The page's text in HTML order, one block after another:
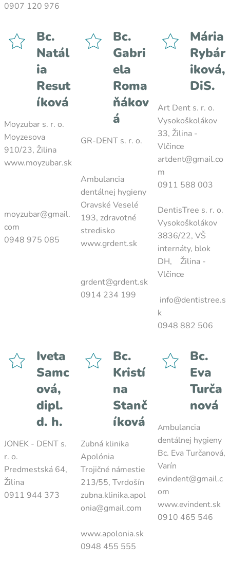
0907 120 976
Bc.
Natál
ia
Resut
íková
Moyzubar s. r. o.
Moyzesova
910/23, Žilina
www.moyzubar.sk
moyzubar@gmail.
com
0948 975 085
Bc.
Gabri
ela
Roma
ňákov
á
GR-DENT s. r. o.
Ambulancia
dentálnej hygieny
Oravské Veselé
193, zdravotné
stredisko
www.grdent.sk
grdent@grdent.sk
0914 234 199
Mária
Rybár
iková,
DiS.
Art Dent s. r. o.
Vysokoškolákov
33, Žilina -
Vlčince
artdent@gmail.co
m
0911 588 003
DentisTree s. r. o.
Vysokoškolákov
3836/22, VŠ
internáty, blok
DH, Žilina -
Vlčince
info@dentistree.s
k
0948 882 506
Iveta
Samc
ová,
dipl.
d. h.
JONEK - DENT s.
r. o.
Predmestská 64,
Žilina
0911 944 373
Bc.
Kristí
na
Stanč
íková
Zubná klinika
Apolónia
Trojičné námestie
213/55, Tvrdošín
zubna.klinika.apol
onia@gmail.com
www.apolonia.sk
0948 455 555
Bc.
Eva
Turča
nová
Ambulancia
dentálnej hygieny
Bc. Eva Turčanová,
Varín
evindent@gmail.c
om
www.evindent.sk
0910 465 546